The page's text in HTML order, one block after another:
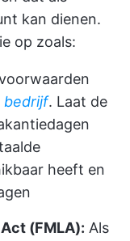
kan dienen.
op zoals:
bedrijf. Laat de
heeft en
(FMLA): Als